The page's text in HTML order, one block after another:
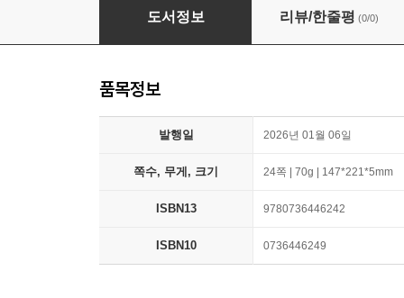
Step Into Reading 2 : Disney Stitch :
도서정보 리뷰/한줄평 (0/0)
품목정보
발행일 2026년 01월 06일
쪽수, 무게, 크기 24쪽 | 70g | 147*221*5mm
ISBN13 9780736446242
ISBN10 0736446249